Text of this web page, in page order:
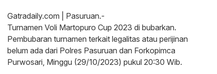
Gatradaily.com | Pasuruan.-
Turnamen Voli Martopuro Cup 2023 di bubarkan.
Pembubaran turnamen terkait legalitas atau perijinan
belum ada dari Polres Pasuruan dan Forkopimca
Purwosari, Minggu (29/10/2023) pukul 20:30 Wib.